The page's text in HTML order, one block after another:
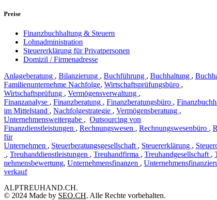
Preise
Finanzbuchhaltung & Steuern
Lohnadministration
Steuererklärung für Privatpersonen
Domizil / Firmenadresse
Anlageberatung , Bilanzierung , Buchführung , Buchhaltung ,
Familienunternehme Nachfolge, Wirtschaftsprüfungsbüro ,
Wirtschaftsprüfung , Vermögensverwaltung ,
Finanzanalyse , Finanzberatung , Finanzberatungsbüro ,
im Mittelstand , Nachfolgestrategie , Vermögensberatung ,
Unternehmensweitergabe , Outsourcing von
Finanzdienstleistungen , Rechnungswesen , Rechnungswesenbüro ,
für
Unternehmen , Steuerberatungsgesellschaft , Steuererklärung ,
, Treuhanddienstleistungen , Treuhandfirma , Treuhandgesellschaft ,
nehmensbewertung, Unternehmensfinanzen ,
verkauf
ALPTREUHAND.CH.
© 2024 Made by SEO.CH. Alle Rechte vorbehalten.